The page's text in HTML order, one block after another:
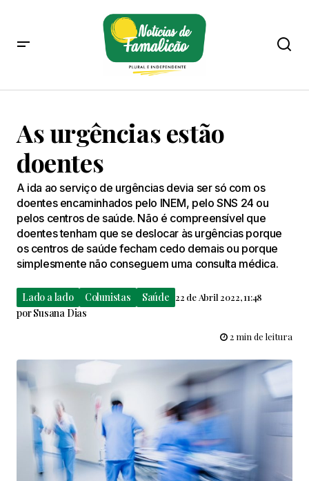
As urgências estão
doentes
A ida ao serviço de urgências devia ser só com os
doentes encaminhados pelo INEM, pelo SNS 24 ou
pelos centros de saúde. Não é compreensível que
doentes tenham que se deslocar às urgências porque
os centros de saúde fecham cedo demais ou porque
simplesmente não conseguem uma consulta médica.
Lado a lado Colunistas Saúde 22 de Abril 2022, 11:48
porSusana Dias
2 min de leitura